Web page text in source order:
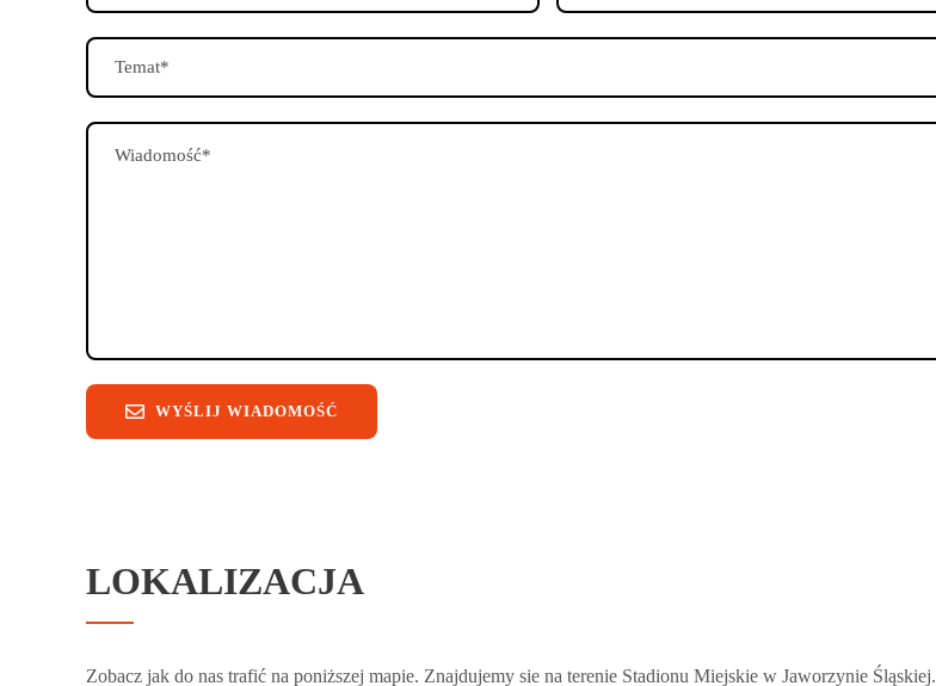
WYŚLIJ WIADOMOŚĆ
LOKALIZACJA
Zobacz jak do nas trafić na poniższej mapie. Znajdujemy sie na terenie Stadionu Miejskie w Jaworzynie Śląskiej.